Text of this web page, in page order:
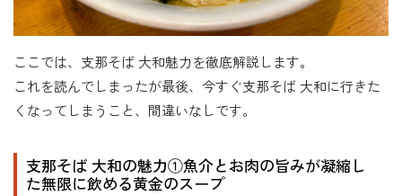
ここでは、支那そば 大和魅力を徹底解説します。
これを読んでしまったが最後、今すぐ支那そば 大和に行きた
くなってしまうこと、間違いなしです。
支那そば 大和の魅力①魚介とお肉の旨みが凝縮し
た無限に飲める黄金のスープ